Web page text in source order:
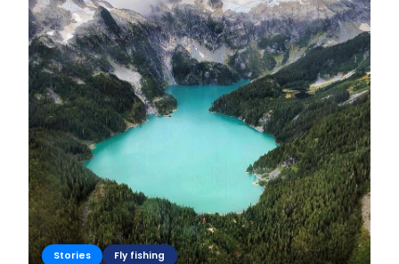
Stories Fly fishing